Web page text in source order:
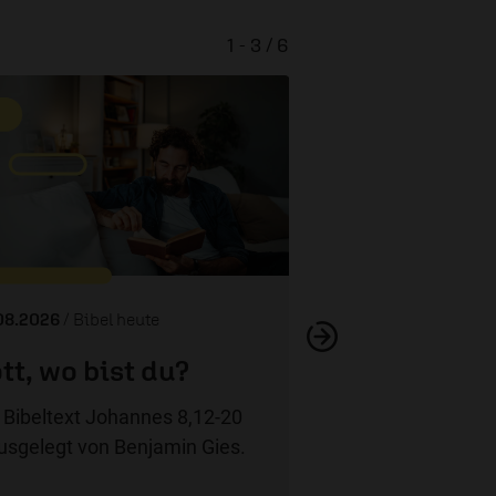
/ Bibel heute
wo bist du?
Bibeltext Johannes 8,12-20
von Benjamin Gies.
1 - 3 / 6